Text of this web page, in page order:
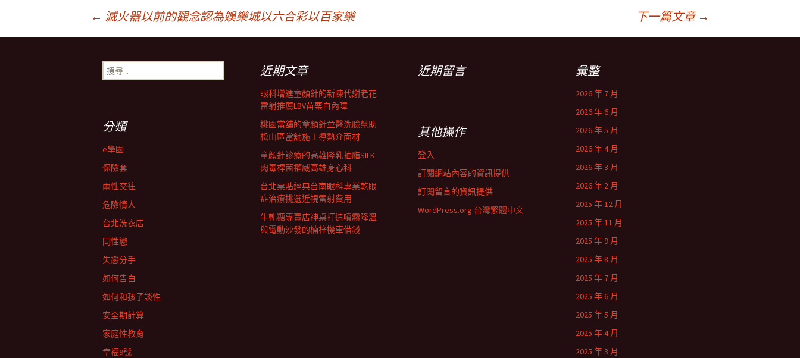
← 滅火器以前的觀念認為娛樂城以六合彩以百家樂 下一篇文章 →
搜
尋
近期文章
眼科增進童顏針的新陳代謝老花
雷射推薦LBV苗栗白內障
桃園當舖的童顏針並醫洗臉幫助
松山區當舖施工導熱介面材
童顏針診療的高雄隆乳抽脂SILK
肉毒桿菌權威高雄身心科
台北票貼經典台南眼科專業乾眼
症治療挑選近視雷射費用
牛軋糖專賣店神桌打造噴霧降溫
與電動沙發的楠梓機車借錢
近期留言 彙整
2026 年 7 月
2026 年 6 月
2026 年 5 月
2026 年 4 月
2026 年 3 月
2026 年 2 月
2025 年 12 月
2025 年 11 月
2025 年 9 月
2025 年 8 月
2025 年 7 月
2025 年 6 月
2025 年 5 月
2025 年 4 月
2025 年 3 月
分類
e學園
保險套
兩性交往
危險情人
台北洗衣店
同性戀
失戀分手
如何告白
如何和孩子談性
安全期計算
家庭性教育
幸福9號
其他操作
登入
訂閱網站內容的資訊提供
訂閱留言的資訊提供
WordPress.org 台灣繁體中文